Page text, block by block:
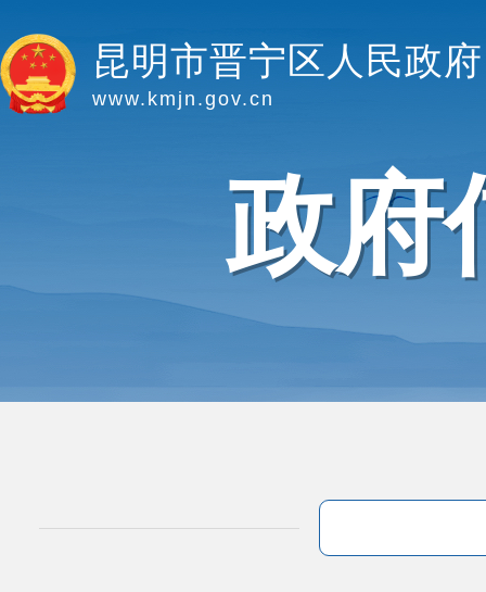
昆明市晋宁区人民政府
www.kmjn.gov.cn
政府